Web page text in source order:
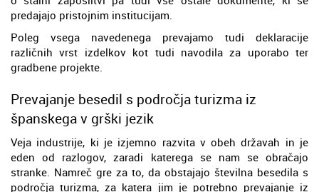
predajajo pristojnim institucijam.
Poleg vsega navedenega prevajamo tudi deklaracije
različnih vrst izdelkov kot tudi navodila za uporabo ter
gradbene projekte.
Prevajanje besedil s področja turizma iz
španskega v grški jezik
Veja industrije, ki je izjemno razvita v obeh državah in je
eden od razlogov, zaradi katerega se nam se obračajo
stranke. Namreč gre za to, da obstajajo številna besedila s
področja turizma, za katera jim je potrebno prevajanje iz